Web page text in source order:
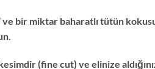
ve bir miktar baharatlı tütün
(fine cut) ve elinize